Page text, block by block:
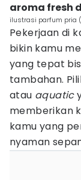
aroma fresh
ilustrasi parfum pria
Pekerjaan di
bikin kamu
yang tepat
tambahan.
atau aquatic
memberikan
kamu yang
nyaman